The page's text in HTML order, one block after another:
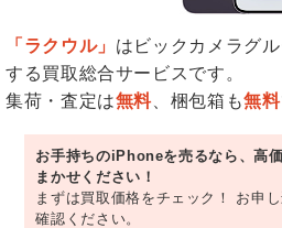
「ラクウル」 はビックカメラグ
する買取総合サービスです。
集荷・査定は無料 、梱包箱も無料
お手持ちのiPhoneを売るなら、高
まかせください！
まずは買取価格をチェック！ お申
確認ください。